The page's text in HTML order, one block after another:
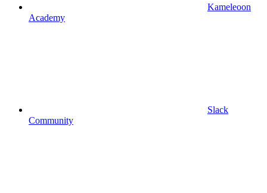
Kameleoon
Academy
Slack
Community